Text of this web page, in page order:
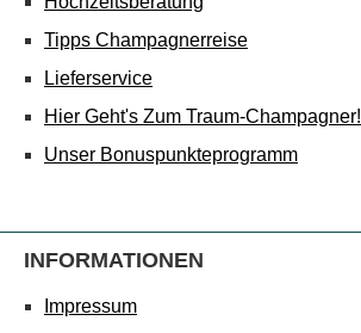
Tipps Champagnerreise
Lieferservice
Hier Geht's Zum Traum-Champagner!
Unser Bonuspunkteprogramm
INFORMATIONEN
Impressum